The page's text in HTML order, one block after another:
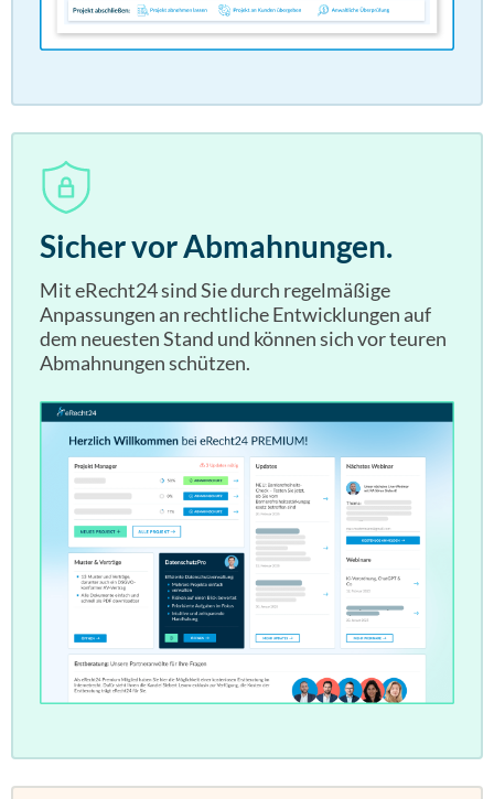
Sicher vor Abmahnungen.
Mit eRecht24 sind Sie durch regelmäßige
Anpassungen an rechtliche Entwicklungen auf
dem neuesten Stand und können sich vor teuren
Abmahnungen schützen.